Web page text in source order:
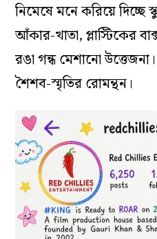
নিমেষে মনে করিয়ে দিচ্ছে
আঁকার-খাতা, প্লাস্টিকের
রঙা গন্ধ মেশানো
শৈশব-স্মৃতির রোমন্থন।